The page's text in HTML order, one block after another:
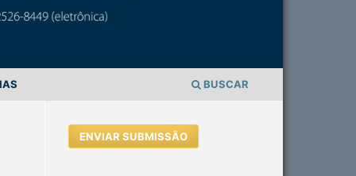
BUSCAR
ENVIAR SUBMISSÃO